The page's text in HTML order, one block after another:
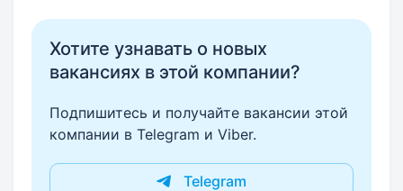
Хотите узнавать о новых
вакансиях в этой компании?
Подпишитесь и получайте вакансии этой
компании в Telegram и Viber.
Telegram